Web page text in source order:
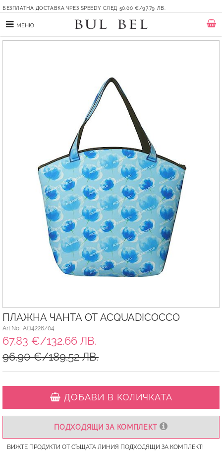
БЕЗПЛАТНА ДОСТАВКА ЧРЕЗ SPEEDY СЛЕД 50.00 €/97.79 ЛВ.
МЕНЮ
ПЛАЖНА ЧАНТА ОТ ACQUADICOCCO
Art.No.: AQ4226/04
67.83 €/132.66 ЛВ.
96.90 €/189.52 ЛВ.
ДОБАВИ В КОЛИЧКАТА
ПОДХОДЯЩИ ЗА КОМПЛЕКТ
ВИЖТЕ ПРОДУКТИ ОТ СЪЩАТА ЛИНИЯ ПОДХОДЯЩИ ЗА КОМПЛЕКТ!